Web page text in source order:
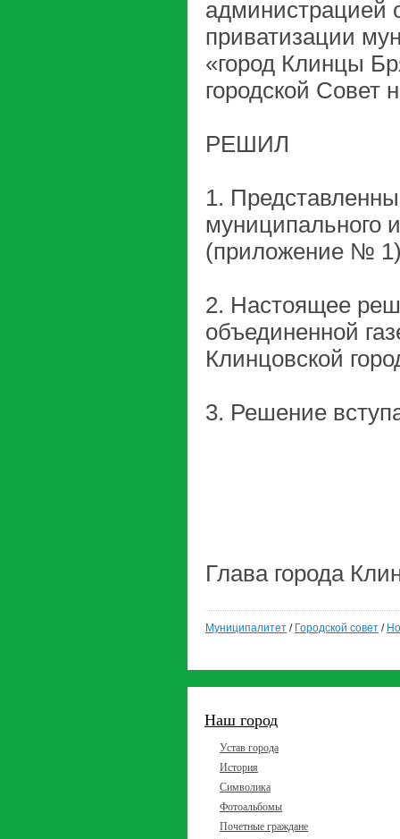
администрацией
приватизации
«город Клинцы
городской Совет
РЕШИЛ
1.
муниципального
(приложение №
2. Настоящее
объединенной
Клинцовской
3. Решение
Глава
Муниципалитет / Городской совет /
Наш город
Устав города
История
Символика
Фотоальбомы
Почетные граждане